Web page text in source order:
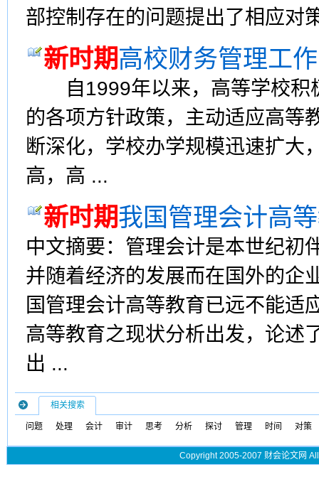
部控制存在的问题提出了相
新时期高校财务管理工
自1999年以来，高等学校积
的各项方针政策，主动适应高等
断深化，学校办学规模迅速扩大
高，高 ...
新时期我国管理会计高
中文摘要：管理会计是本世纪初
并随着经济的发展而在国外的企
国管理会计高等教育已远不能适
高等教育之现状分析出发，论述
出 ...
相关搜索
问题 处理 会计 审计 思考 分析 探讨 管理 时间 对策
Copyright 2005-2007 财会论文网